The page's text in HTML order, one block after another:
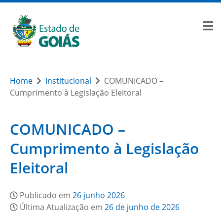
Home Institucional
COMUNICADO –
Cumprimento à Legislação Eleitoral
COMUNICADO –
Cumprimento à Legislação
Eleitoral
Publicado em 26 junho 2026
Última Atualização em 26 de junho de 2026